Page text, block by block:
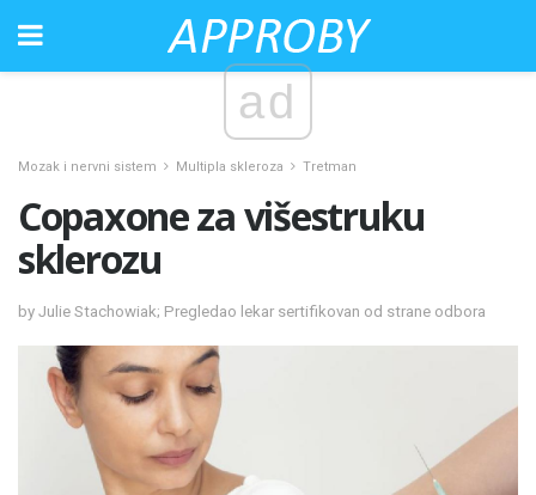
ad
Mozak i nervni sistem Multipla skleroza Tretman
Copaxone za višestruku
sklerozu
by Julie Stachowiak; Pregledao lekar sertifikovan od strane odbora